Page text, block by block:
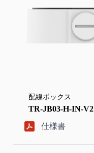
配線ボックス
TR-JB03-H-IN-V2
仕様書